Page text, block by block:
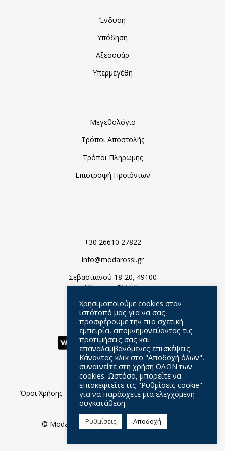
Ένδυση
Υπόδηση
Αξεσουάρ
Υπερμεγέθη
Μεγεθολόγιο
Τρόποι Αποστολής
Τρόποι Πληρωμής
Επιστροφή Προϊόντων
+30 26610 27822
info@modarossi.gr
Σεβαστιανού 18-20, 49100
Κέρκυρα, Ελλάδα
© Moda Rossi //Web Designby Wdesign.gr
Όροι Χρήσης Πολιτική Απορρήτου
Ερωτήσεις
Σχετικά Με Μας
Χρησιμοποιούμε cookies στον
ιστότοπό μας για να σας
προσφέρουμε την πιο σχετική
εμπειρία, απομνημονεύοντας τις
προτιμήσεις σας και
επαναλαμβανόμενες επισκέψεις.
Κάνοντας κλικ στο "Αποδοχή όλων",
συναινείτε στη χρήση ΟΛΩΝ των
cookies. Ωστόσο, μπορείτε να
επισκεφτείτε τις "Ρυθμίσεις cookie"
για να παράσχετε μια ελεγχόμενη
συγκατάθεση.
Ρυθμίσεις Αποδοχή